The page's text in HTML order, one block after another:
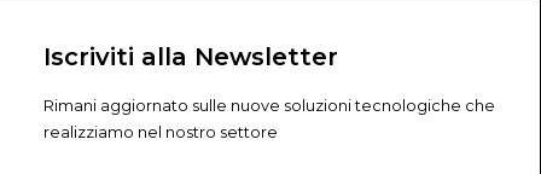
Iscriviti alla Newsletter
Rimani aggiornato sulle nuove soluzioni tecnologiche che
realizziamo nel nostro settore